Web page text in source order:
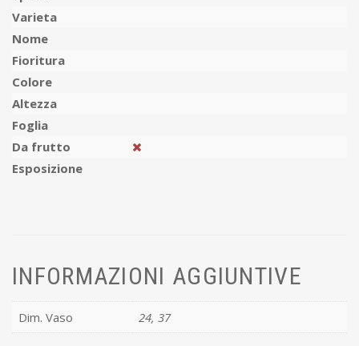
Varieta
Nome
Fioritura
Colore
Altezza
Foglia
Da frutto
Esposizione
INFORMAZIONI AGGIUNTIVE
Dim. Vaso 24, 37